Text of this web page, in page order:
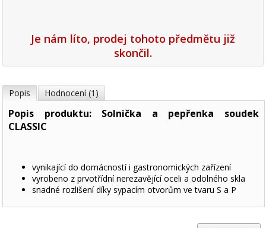
Je nám líto, prodej tohoto předmětu již
skončil.
Popis Hodnocení (1)
Popis produktu: Solnička a pepřenka soudek
CLASSIC
vynikající do domácností i gastronomických zařízení
vyrobeno z prvotřídní nerezavějící oceli a odolného skla
snadné rozlišení díky sypacím otvorům ve tvaru S a P